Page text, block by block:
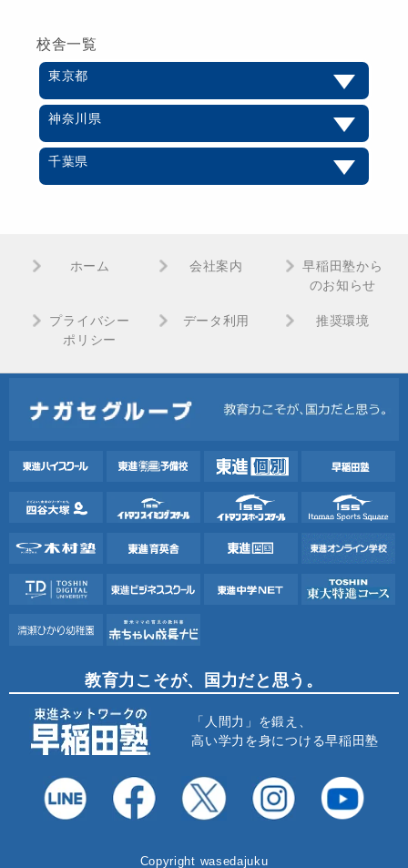
校舎一覧
東京都
神奈川県
千葉県
ホーム 会社案内
早稲田塾から
のお知らせ
プライバシー
ポリシー
データ利用 推奨環境
教育力こそが、国力だと思う。
「人間力」を鍛え、
高い学力を身につける早稲田塾
Copyright wasedajuku